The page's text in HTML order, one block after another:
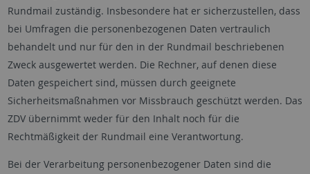
Rundmail zuständig. Insbesondere hat er sicherzustellen, dass
bei Umfragen die personenbezogenen Daten vertraulich
behandelt und nur für den in der Rundmail beschriebenen
Zweck ausgewertet werden. Die Rechner, auf denen diese
Daten gespeichert sind, müssen durch geeignete
Sicherheitsmaßnahmen vor Missbrauch geschützt werden. Das
ZDV übernimmt weder für den Inhalt noch für die
Rechtmäßigkeit der Rundmail eine Verantwortung.
Bei der Verarbeitung personenbezogener Daten sind die